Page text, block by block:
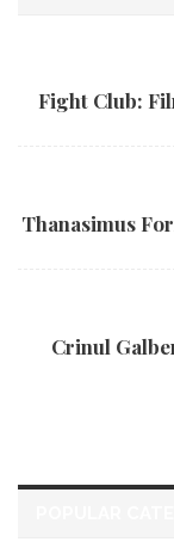
Fight Club:
Thanasimus
Crinul